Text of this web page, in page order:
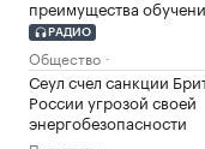
преимущества
РАДИО
Общество
Сеул счел санкции
России угрозой своей
энергобезопасности